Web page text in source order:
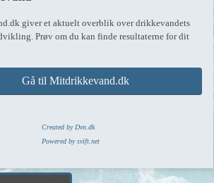
giver et aktuelt overblik over drikkevandets
Prøv om du kan finde resultaterne for dit
Gå til Mitdrikkevand.dk
Created by Dvn.dk
Powered by svift.net